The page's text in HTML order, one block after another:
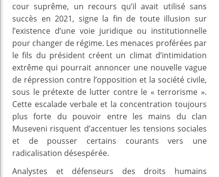
cour suprême, un recours qu’il avait utilisé sans
succès en 2021, signe la fin de toute illusion sur
l’existence d’une voie juridique ou institutionnelle
pour changer de régime. Les menaces proférées par
le fils du président créent un climat d’intimidation
extrême qui pourrait annoncer une nouvelle vague
de répression contre l’opposition et la société civile,
sous le prétexte de lutter contre le « terrorisme ».
Cette escalade verbale et la concentration toujours
plus forte du pouvoir entre les mains du clan
Museveni risquent d’accentuer les tensions sociales
et de pousser certains courants vers une
radicalisation désespérée.
Analystes et défenseurs des droits humains